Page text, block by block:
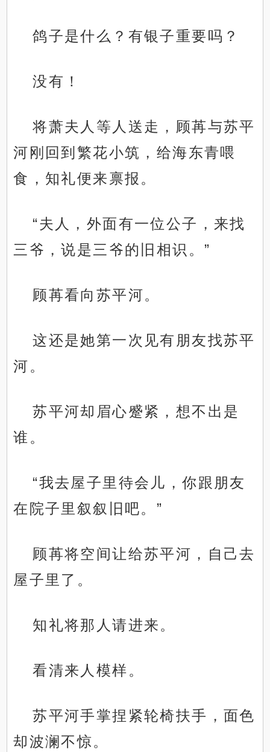
鸽子是什么？有银子重要吗？
没有！
将萧夫人等人送走，顾苒与苏平
河刚回到繁花小筑，给海东青喂
食，知礼便来禀报。
“夫人，外面有一位公子，来找
三爷，说是三爷的旧相识。”
顾苒看向苏平河。
这还是她第一次见有朋友找苏平
河。
苏平河却眉心蹙紧，想不出是
谁。
“我去屋子里待会儿，你跟朋友
在院子里叙叙旧吧。”
顾苒将空间让给苏平河，自己去
屋子里了。
知礼将那人请进来。
看清来人模样。
苏平河手掌捏紧轮椅扶手，面色
却波澜不惊。